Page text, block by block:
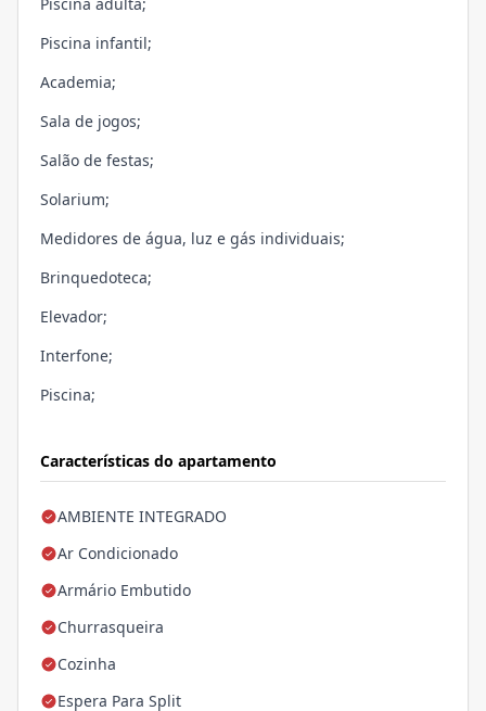
Características do apartamento
AMBIENTE INTEGRADO
Ar Condicionado
Armário Embutido
Churrasqueira
Cozinha
Espera Para Split
Piscina adulta;
Piscina infantil;
Academia;
Sala de jogos;
Salão de festas;
Solarium;
Medidores de água, luz e gás individuais;
Brinquedoteca;
Elevador;
Interfone;
Piscina;